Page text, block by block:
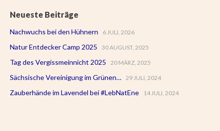
Neueste Beiträge
Nachwuchs bei den Hühnern 6 JULI, 2026
Natur Entdecker Camp 2025 30 AUGUST, 2025
Tag des Vergissmeinnicht 2025 20 MÄRZ, 2025
Sächsische Vereinigung im Grünen… 29 JULI, 2024
Zauberhände im Lavendel bei #LebNatEne 14 JULI, 2024